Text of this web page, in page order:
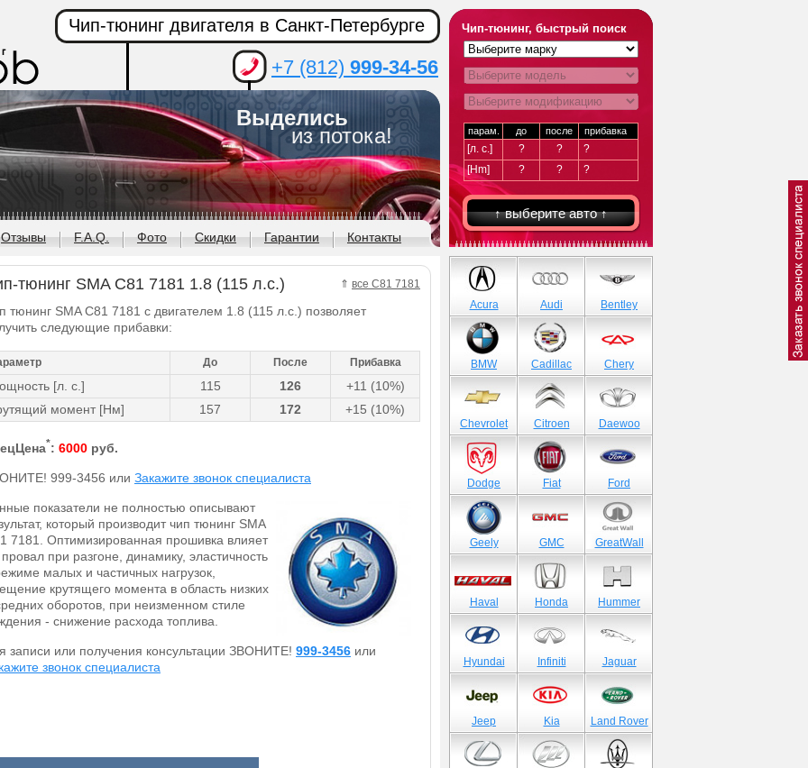
Выделись
из потока!
Чип-тюнинг, быстрый поиск
парам. до после прибавка
[л. с.] ? ?
?
[Hm]
? ? ?
↑ выберите авто ↑
Чип-тюнинг двигателя в Санкт-Петербурге
+7 (812) 999-34-56
Отзывы F.A.Q. Фото Скидки Гарантии Контакты
⇑ все C81 7181
тюнинг SMA C81 7181 1.8 (115 л.с.)
тюнинг SMA C81 7181 с двигателем 1.8 (115 л.с.) позволяет
следующие прибавки:
До После Прибавка
[л. с.] 115 126
+11 (10%)
момент [Нм]
157 172 +15 (10%)
*: 6000 руб.
999-3456 или Закажите звонок специалиста
показатели не полностью описывают
который производит чип тюнинг SMA
7181. Оптимизированная прошивка влияет
при разгоне, динамику, эластичность
малых и частичных нагрузок,
крутящего момента в область низких
оборотов, при неизменном стиле
- снижение расхода топлива.
записи или получения консультации ЗВОНИТЕ! 999-3456 или
звонок специалиста
Acura Audi Bentley
BMW Cadillac Chery
Chevrolet Citroen Daewoo
Dodge Fiat Ford
Geely GMC GreatWall
Haval Honda Hummer
Hyundai Infiniti Jaguar
Jeep Kia Land Rover